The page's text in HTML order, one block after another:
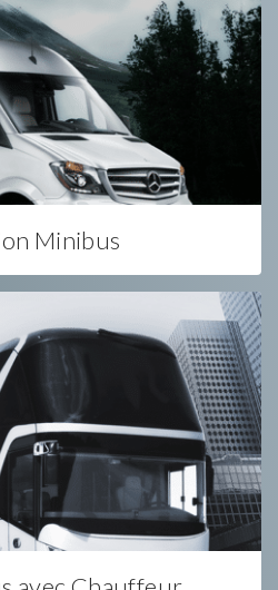
Minibus